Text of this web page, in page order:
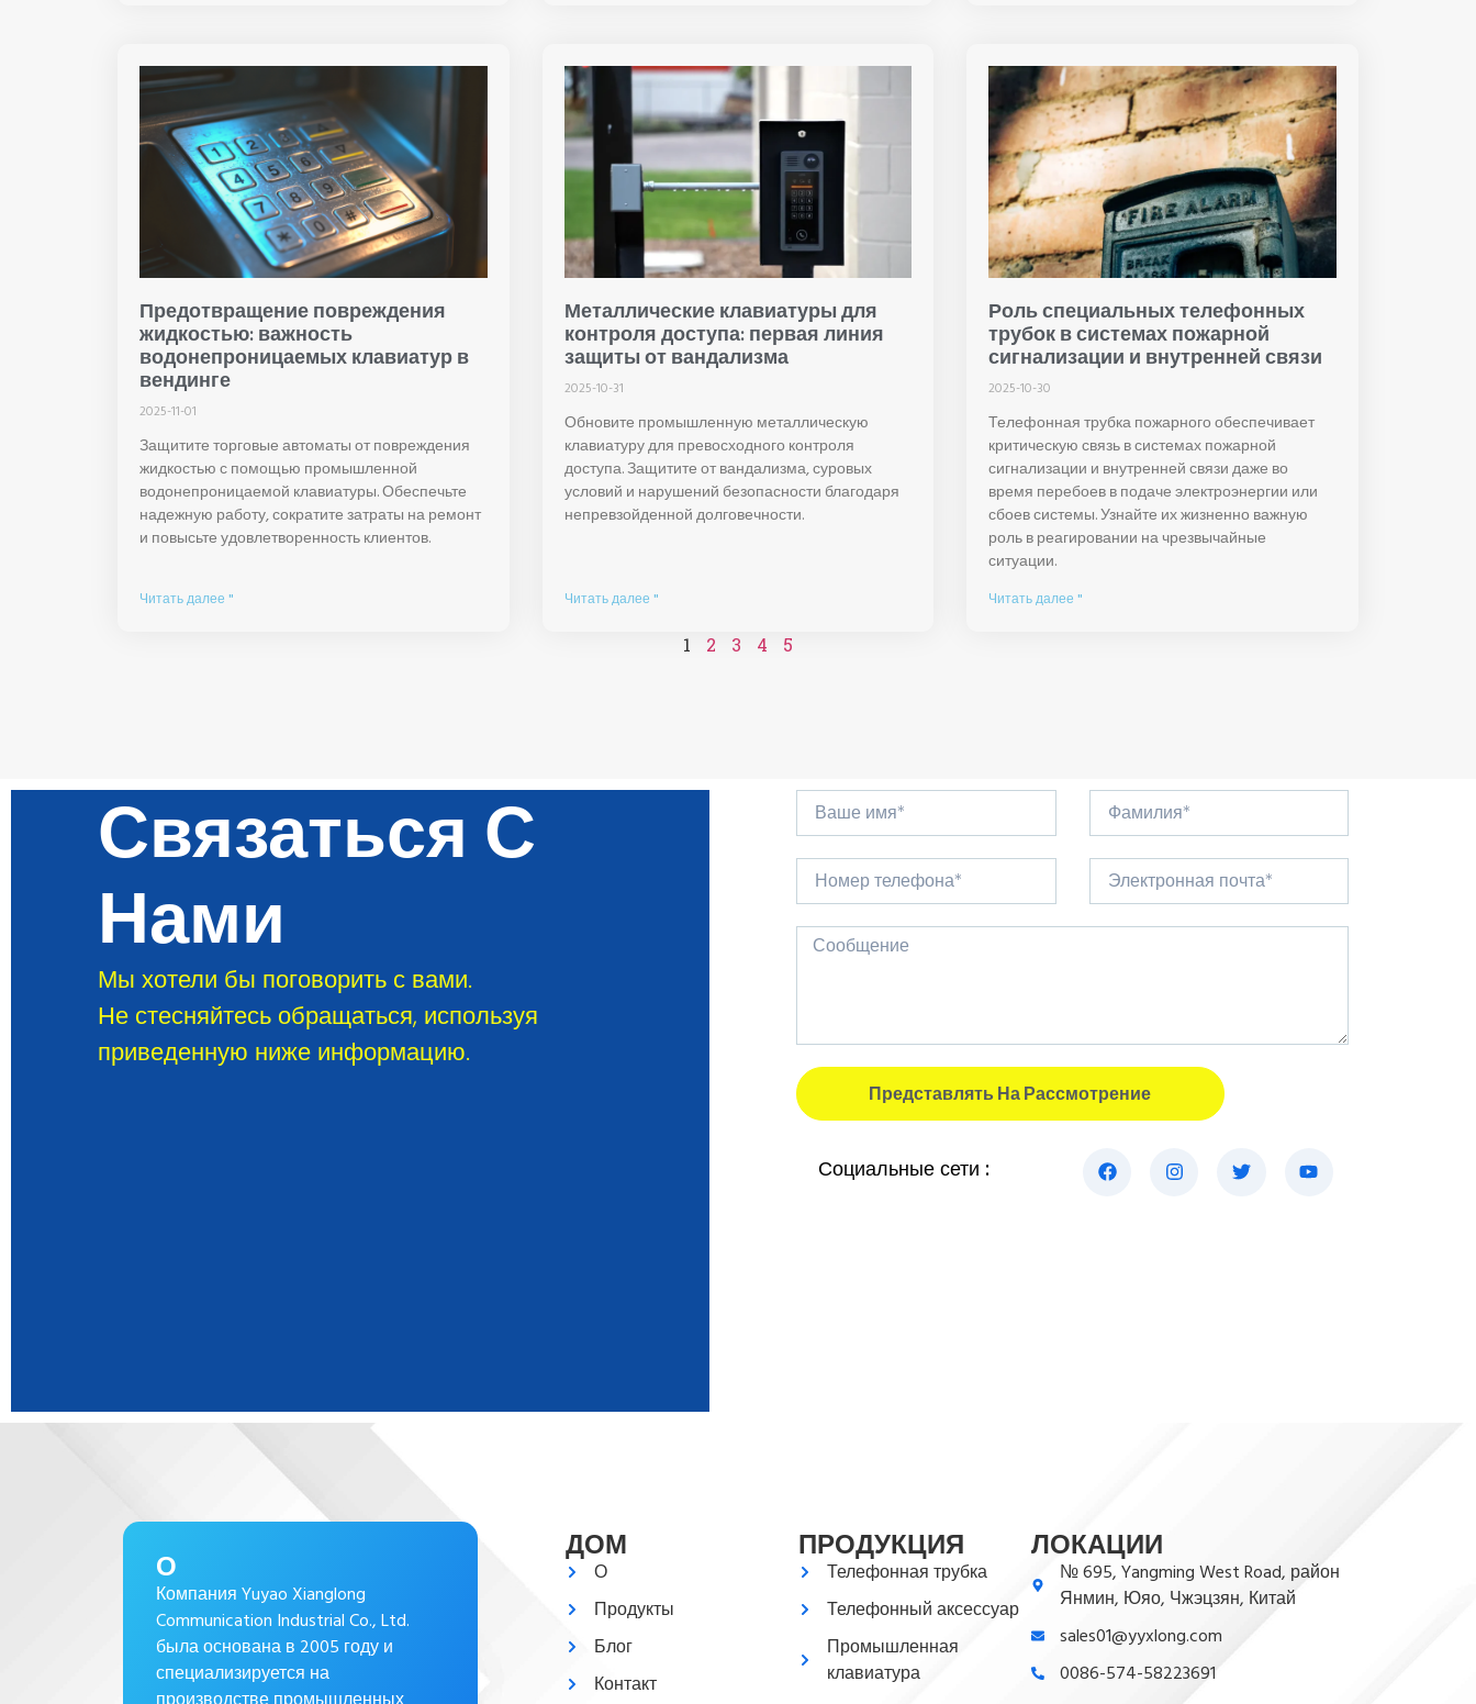
Предотвращение повреждения
жидкостью: важность
водонепроницаемых клавиатур в
вендинге
2025-11-01
Защитите торговые автоматы от повреждения
жидкостью с помощью промышленной
водонепроницаемой клавиатуры. Обеспечьте
надежную работу, сократите затраты на ремонт
и повысьте удовлетворенность клиентов.
Читать далее "
Металлические клавиатуры для
контроля доступа: первая линия
защиты от вандализма
2025-10-31
Обновите промышленную металлическую
клавиатуру для превосходного контроля
доступа. Защитите от вандализма, суровых
условий и нарушений безопасности благодаря
непревзойденной долговечности.
Читать далее "
Роль специальных телефонных
трубок в системах пожарной
сигнализации и внутренней связи
2025-10-30
Телефонная трубка пожарного обеспечивает
критическую связь в системах пожарной
сигнализации и внутренней связи даже во
время перебоев в подаче электроэнергии или
сбоев системы. Узнайте их жизненно важную
роль в реагировании на чрезвычайные
ситуации.
Читать далее "
1 2 3 4 5
Связаться С
Нами
Мы хотели бы поговорить с вами.
Не стесняйтесь обращаться, используя
приведенную ниже информацию.
Представлять На Рассмотрение
Социальные сети :
О
Компания Yuyao Xianglong
Communication Industrial Co., Ltd.
была основана в 2005 году и
специализируется на
ДОМ
О
Продукты
Блог
Контакт
ПРОДУКЦИЯ
Телефонная трубка
Телефонный аксессуар
Промышленная
клавиатура
ЛОКАЦИИ
№ 695, Yangming West Road, район
Янмин, Юяо, Чжэцзян, Китай
sales01@yyxlong.com
0086-574-58223691